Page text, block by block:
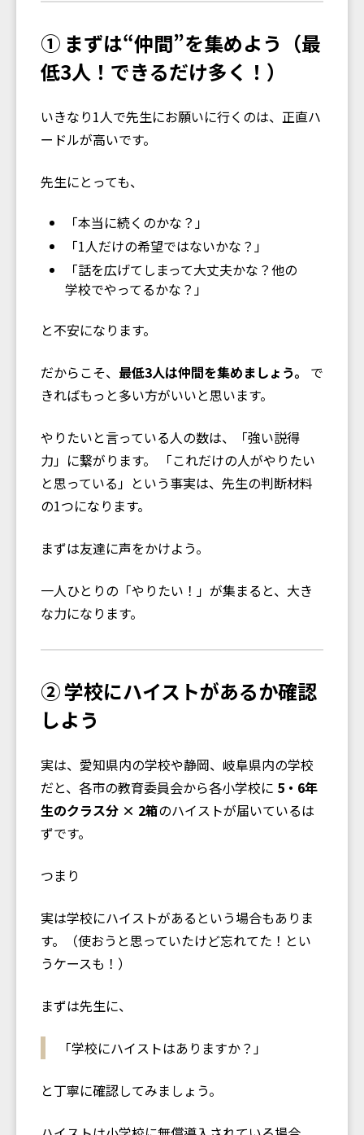
① まずは“仲間”を集めよう（最
低3人！できるだけ多く！）
いきなり1人で先生にお願いに行くのは、正直ハ
ードルが高いです。
先生にとっても、
「本当に続くのかな？」
「1人だけの希望ではないかな？」
「話を広げてしまって大丈夫かな？他の
学校でやってるかな？」
と不安になります。
だからこそ、 最低3人は仲間を集めましょう。
で
きればもっと多い方がいいと思います。
やりたいと言っている人の数は、「強い説得
力」に繋がります。 「これだけの人がやりたい
と思っている」という事実は、先生の判断材料
の1つになります。
まずは友達に声をかけよう。
一人ひとりの「やりたい！」が集まると、大き
な力になります。
② 学校にハイストがあるか確認
しよう
実は、愛知県内の学校や静岡、岐阜県内の学校
だと、各市の教育委員会から各小学校に 5・6年
生のクラス分 × 2箱のハイストが届いているは
ずです。
つまり――
実は学校にハイストがあるという場合もありま
す。（使おうと思っていたけど忘れてた！とい
うケースも！）
まずは先生に、
「学校にハイストはありますか？」
と丁寧に確認してみましょう。